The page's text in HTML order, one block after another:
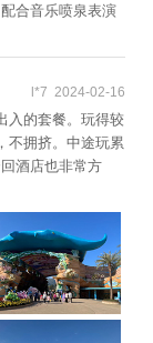
合音乐喷泉表演
体验还解答我的
l*7 2024-02-16
入的套餐。玩得较
不拥挤。中途玩累
酒店也非常方